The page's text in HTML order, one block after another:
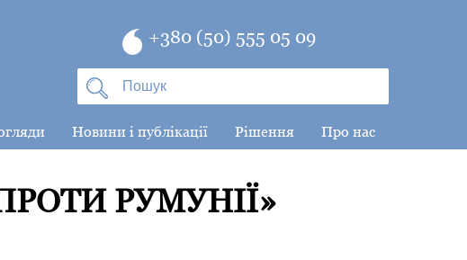
+380 (50) 555 05 09
Новини і публікації Рішення Про нас
РУМУНІЇ»